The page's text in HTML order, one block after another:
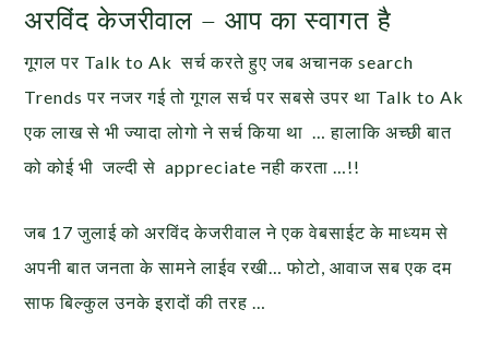
अरविंद केजरीवाल – आप का स्वागत है
गूगल पर Talk to Ak सर्च करते हुए जब अचानक search
Trends पर नजर गई तो गूगल सर्च पर सबसे उपर था Talk to Ak
एक लाख से भी ज्यादा लोगो ने सर्च किया था … हालाकि अच्छी बात
को कोई भी जल्दी से appreciate नही करता …!!
जब 17 जुलाई को अरविंद केजरीवाल ने एक वेबसाईट के माध्यम से
अपनी बात जनता के सामने लाईव रखी… फोटो, आवाज सब एक दम
साफ बिल्कुल उनके इरादों की तरह …